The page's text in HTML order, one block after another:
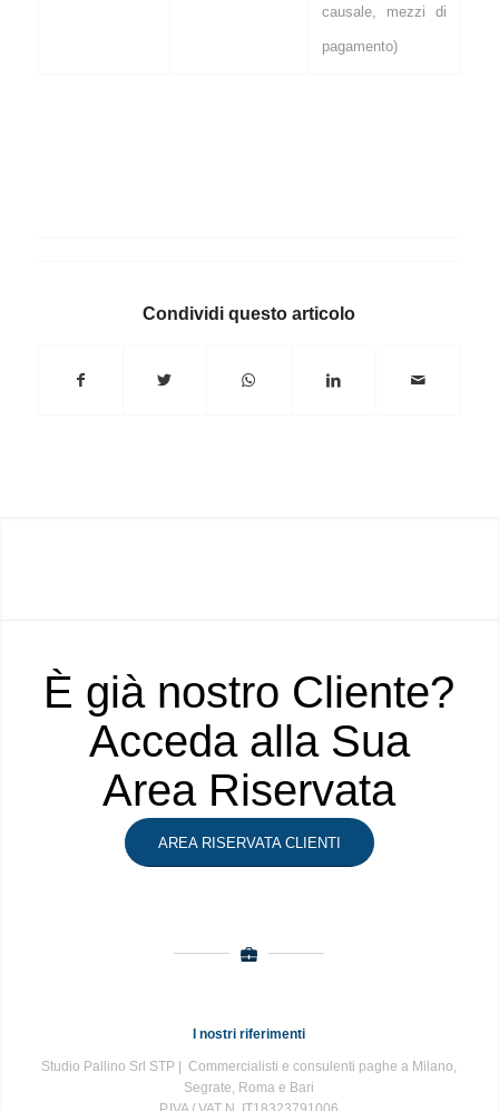
causale, mezzi di
pagamento)
Condividi questo articolo
È già nostro Cliente?
Acceda alla Sua
Area Riservata
AREA RISERVATA CLIENTI
I nostri riferimenti
Studio Pallino Srl STP | Commercialisti e consulenti paghe a Milano,
Segrate, Roma e Bari